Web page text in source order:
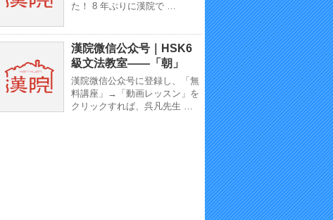
た！ 8 年ぶりに漢院で …
漢院微信公众号｜HSK6
級文法教室——「朝」
漢院微信公众号に登録し、「無
料講座」→「動画レッスン」を
クリックすれば、呉凡先生 …